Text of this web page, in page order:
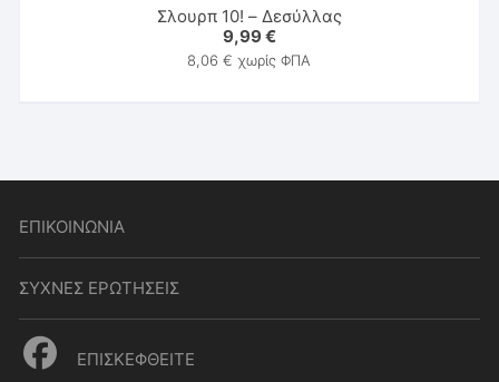
Σλουρπ 10! – Δεσύλλας
9,99€
8,06€ χωρίς ΦΠΑ
ΕΠΙΚΟΙΝΩΝΙΑ
ΣΥΧΝΕΣ ΕΡΩΤΗΣΕΙΣ
ΕΠΙΣΚΕΦΘΕΙΤΕ